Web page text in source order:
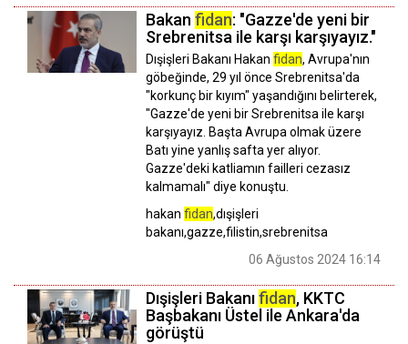
Bakan fidan: "Gazze'de yeni bir
Srebrenitsa ile karşı karşıyayız."
Dışişleri Bakanı Hakan fidan, Avrupa'nın
göbeğinde, 29 yıl önce Srebrenitsa'da
"korkunç bir kıyım" yaşandığını belirterek,
"Gazze'de yeni bir Srebrenitsa ile karşı
karşıyayız. Başta Avrupa olmak üzere
Batı yine yanlış safta yer alıyor.
Gazze'deki katliamın failleri cezasız
kalmamalı" diye konuştu.
hakan fidan,dışişleri
bakanı,gazze,filistin,srebrenitsa
06 Ağustos 2024 16:14
Dışişleri Bakanıfidan, KKTC
Başbakanı Üstel ile Ankara'da
görüştü